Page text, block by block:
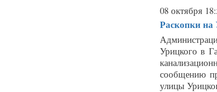
08 октября
Раскопки на
Урицкого в
сообщению
улицы